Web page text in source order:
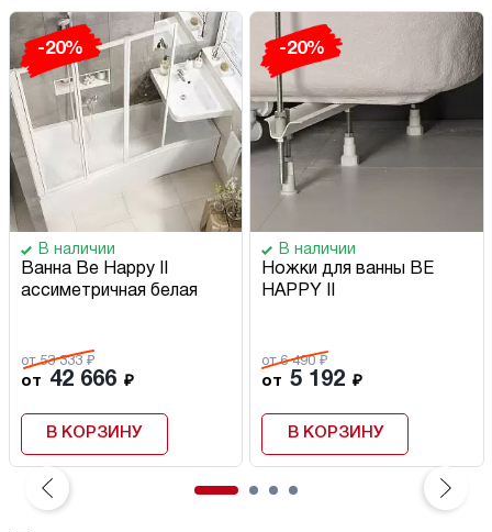
-20%
В наличии
Ванна Be Happy II
ассиметричная белая
от 53 333 ₽
от 42 666 ₽
В КОРЗИНУ
-20%
В наличии
Ножки для ванны BE
HAPPY II
от 6 490 ₽
от 5 192 ₽
В КОРЗИНУ